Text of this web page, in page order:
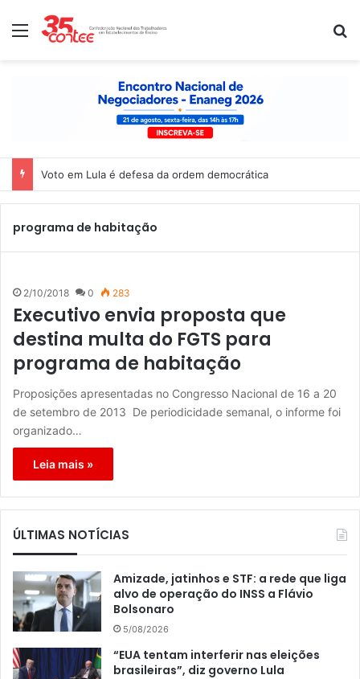
Menu
Voto em Lula é defesa da ordem democrática
programa de habitação
2/10/2018 0 283
Executivo envia proposta que
destina multa do FGTS para
programa de habitação
Proposições apresentadas no Congresso Nacional de 16 a 20
de setembro de 2013 De periodicidade semanal, o informe foi
organizado…
Leia mais »
ÚLTIMAS NOTÍCIAS
Amizade, jatinhos e STF: a rede que liga
alvo de operação do INSS a Flávio
Bolsonaro
5/08/2026
“EUA tentam interferir nas eleições
brasileiras”, diz governo Lula